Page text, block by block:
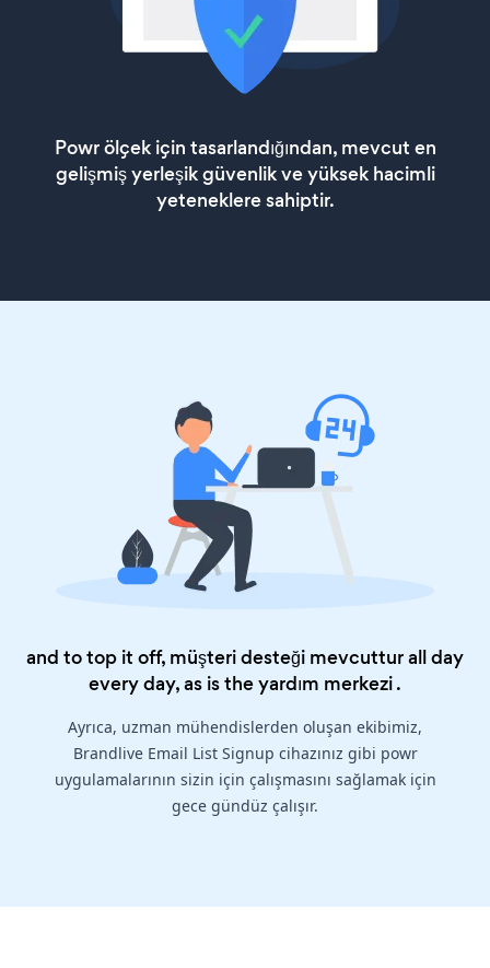
Powr ölçek için tasarlandığından, mevcut en
gelişmiş yerleşik güvenlik ve yüksek hacimli
yeteneklere sahiptir.
and to top it off, müşteri desteği mevcuttur all day
every day, as is theyardım merkezi.
Ayrıca, uzman mühendislerden oluşan ekibimiz,
Brandlive Email List Signup cihazınız gibi powr
uygulamalarının sizin için çalışmasını sağlamak için
gece gündüz çalışır.